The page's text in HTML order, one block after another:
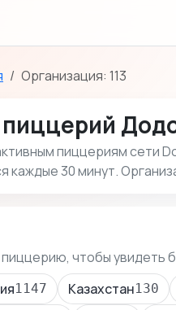
Организация: 113
пиццериям сети
каждые 30 минут.
чтобы увидеть
1147 Казахстан130